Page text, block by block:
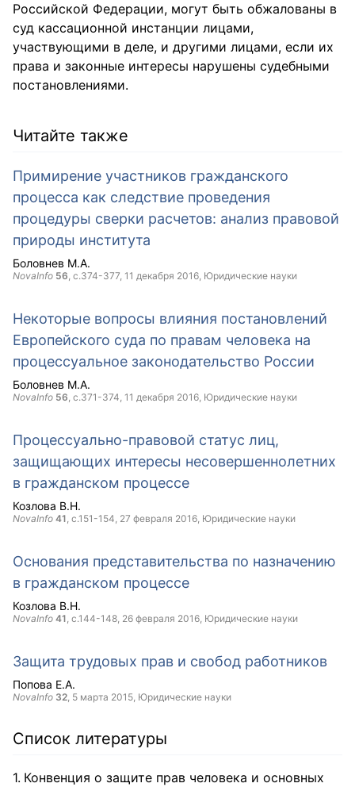
Российской Федерации, могут быть обжалованы в
суд кассационной инстанции лицами,
участвующими в деле, и другими лицами, если их
права и законные интересы нарушены судебными
постановлениями.
Читайте также
Примирение участников гражданского
процесса как следствие проведения
процедуры сверки расчетов: анализ правовой
природы института
Боловнев М.А.
NovaInfo 56, с.374-377, 11 декабря 2016, Юридические науки
Некоторые вопросы влияния постановлений
Европейского суда по правам человека на
процессуальное законодательство России
Боловнев М.А.
NovaInfo 56, с.371-374, 11 декабря 2016, Юридические науки
Процессуально-правовой статус лиц,
защищающих интересы несовершеннолетних
в гражданском процессе
Козлова В.Н.
NovaInfo 41, с.151-154, 27 февраля 2016, Юридические науки
Основания представительства по назначению
в гражданском процессе
Козлова В.Н.
NovaInfo 41, с.144-148, 26 февраля 2016, Юридические науки
Защита трудовых прав и свобод работников
Попова Е.А.
NovaInfo 32, 5 марта 2015, Юридические науки
Список литературы
Конвенция о защите прав человека и основных